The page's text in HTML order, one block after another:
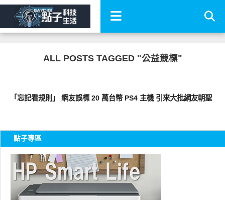
ALL POSTS TAGGED "公益競標"
「忘記看規則」 網友誤標 20 萬台幣 PS4 主機 引來大批網友朝聖
點子專區